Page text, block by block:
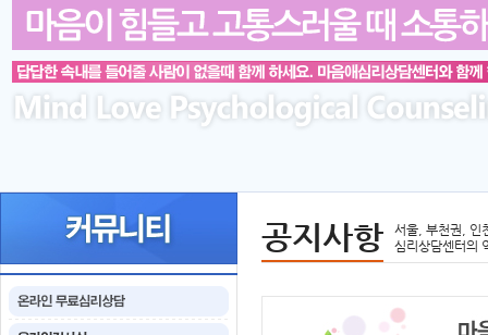
공지사항
서울, 부천권, 인
심리상담센터의